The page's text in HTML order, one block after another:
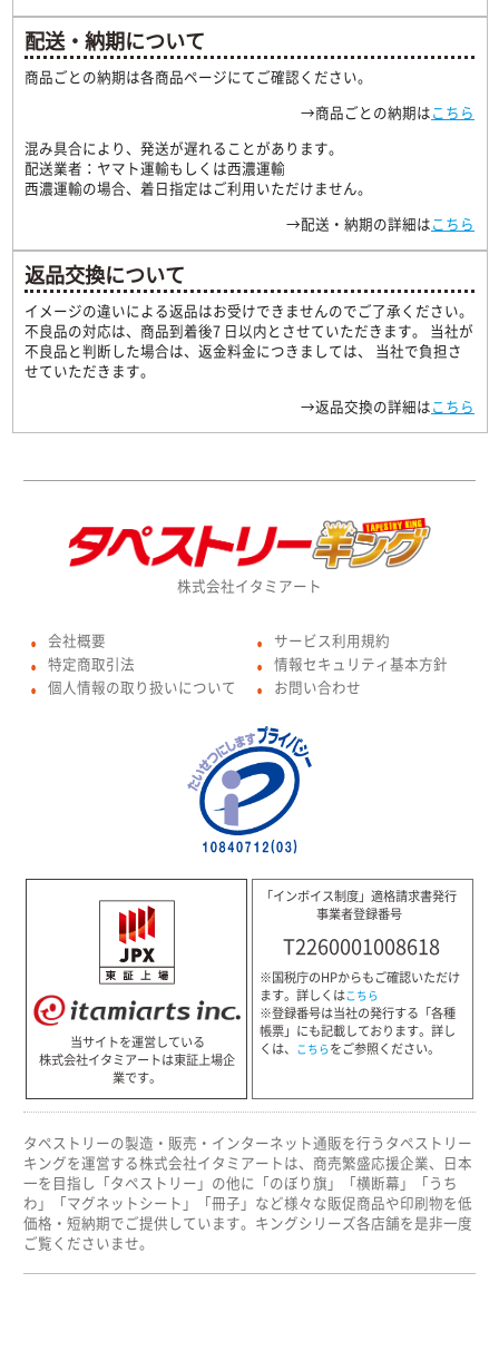
配送・納期について
商品ごとの納期は各商品ページにてご確認ください。
→商品ごとの納期はこちら
混み具合により、発送が遅れることがあります。
配送業者：ヤマト運輸もしくは西濃運輸
西濃運輸の場合、着日指定はご利用いただけません。
→配送・納期の詳細はこちら
返品交換について
イメージの違いによる返品はお受けできませんのでご了承ください。
不良品の対応は、商品到着後7 日以内とさせていただきます。 当社が
不良品と判断した場合は、返金料金につきましては、 当社で負担さ
せていただきます。
→返品交換の詳細はこちら
株式会社イタミアート
● 会社概要
● 特定商取引法
● 個人情報の取り扱いについて
● サービス利用規約
● 情報セキュリティ基本方針
● お問い合わせ
当サイトを運営している
株式会社イタミアートは東証上場企
業です。
「インボイス制度」適格請求書発行
事業者登録番号
T2260001008618
※国税庁のHPからもご確認いただけ
ます。詳しくはこちら
※登録番号は当社の発行する「各種
帳票」にも記載しております。詳し
くは、 こちらをご参照ください。
タペストリーの製造・販売・インターネット通販を行うタペストリー
キングを運営する株式会社イタミアートは、商売繁盛応援企業、日本
一を目指し「タペストリー」の他に「のぼり旗」「横断幕」「うち
わ」「マグネットシート」「冊子」など様々な販促商品や印刷物を低
価格・短納期でご提供しています。キングシリーズ各店舗を是非一度
ご覧くださいませ。